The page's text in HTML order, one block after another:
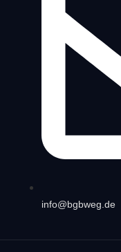
info@bgbweg.de